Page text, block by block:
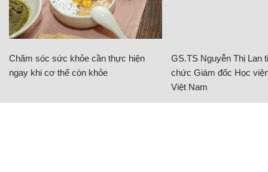
Chăm sóc sức khỏe cần thực hiện
ngay khi cơ thể còn khỏe
GS.TS Nguyễn Thị Lan
chức Giám đốc Học
Việt Nam